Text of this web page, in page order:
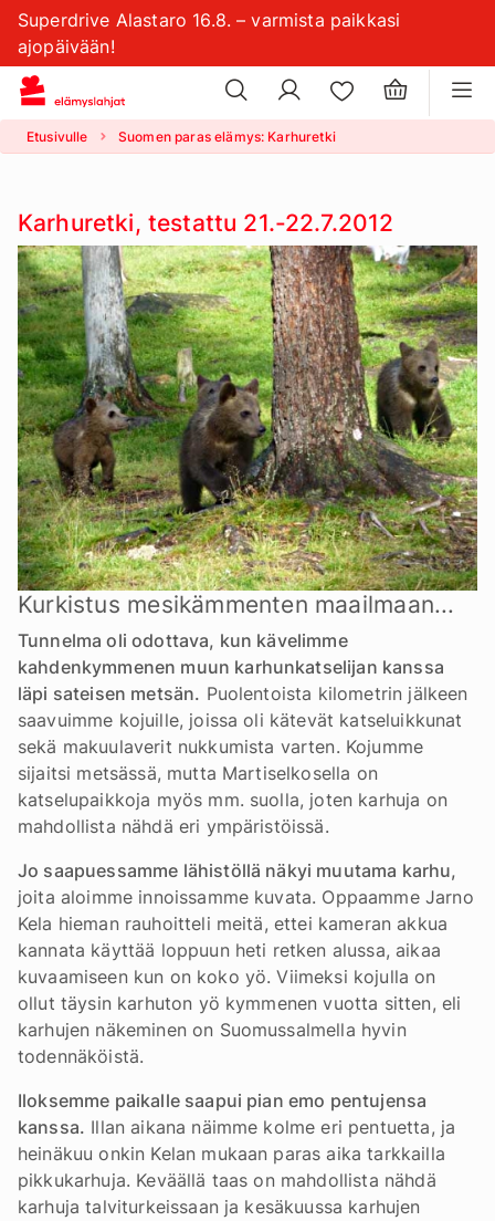
Superdrive Alastaro 16.8. – varmista paikkasi
ajopäivään!
Etusivulle Suomen paras elämys: Karhuretki
Karhuretki, testattu 21.-22.7.2012
Kurkistus mesikämmenten maailmaan...
Tunnelma oli odottava, kun kävelimme
kahdenkymmenen muun karhunkatselijan kanssa
läpi sateisen metsän. Puolentoista kilometrin jälkeen
saavuimme kojuille, joissa oli kätevät katseluikkunat
sekä makuulaverit nukkumista varten. Kojumme
sijaitsi metsässä, mutta Martiselkosella on
katselupaikkoja myös mm. suolla, joten karhuja on
mahdollista nähdä eri ympäristöissä.
Jo saapuessamme lähistöllä näkyi muutama karhu,
joita aloimme innoissamme kuvata. Oppaamme Jarno
Kela hieman rauhoitteli meitä, ettei kameran akkua
kannata käyttää loppuun heti retken alussa, aikaa
kuvaamiseen kun on koko yö. Viimeksi kojulla on
ollut täysin karhuton yö kymmenen vuotta sitten, eli
karhujen näkeminen on Suomussalmella hyvin
todennäköistä.
Iloksemme paikalle saapui pian emo pentujensa
kanssa. Illan aikana näimme kolme eri pentuetta, ja
heinäkuu onkin Kelan mukaan paras aika tarkkailla
pikkukarhuja. Keväällä taas on mahdollista nähdä
karhuja talviturkeissaan ja kesäkuussa karhujen